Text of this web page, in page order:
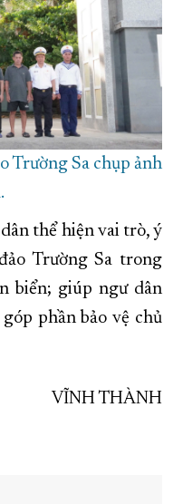
Trường Sa chụp ảnh
thể hiện vai trò, ý
Trường Sa trong
biển; giúp ngư dân
phần bảo vệ chủ
VĨNH THÀNH